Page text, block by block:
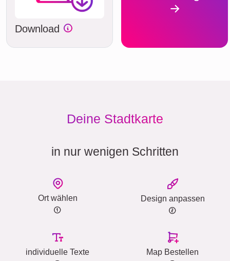
Download
Deine Stadtkarte
in nur wenigen Schritten
Ort wählen Design anpassen
individuelle Texte Map Bestellen